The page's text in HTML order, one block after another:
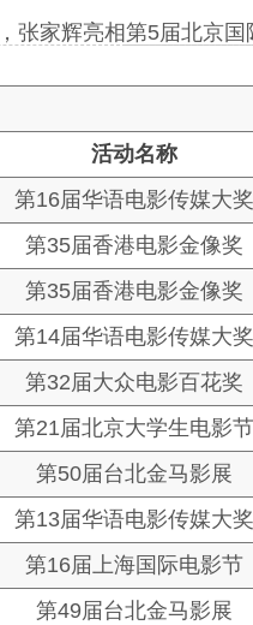
张家辉亮相第5届北京国
活动名称
第16届华语电影传媒大奖
第35届香港电影金像奖
第35届香港电影金像奖
第14届华语电影传媒大奖
第32届大众电影百花奖
第21届北京大学生电影节
第50届台北金马影展
第13届华语电影传媒大奖
第16届上海国际电影节
第49届台北金马影展